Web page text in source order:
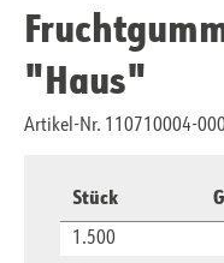
"Haus"
Artikel-Nr. 110710004-
Stück
1.500